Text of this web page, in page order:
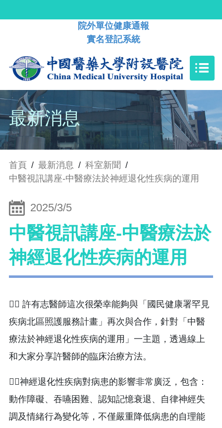
院外單位健康通報
實名登記系統
最新消息
首頁 / 最新消息 / 科室新聞 /
中醫視訊講座-中醫療法於神經退化性疾病的運用
2025/3/5
中醫視訊講座-中醫療法於
神經退化性疾病的運用
👨‍⚕️ 許有志醫師這次很榮幸能夠與「國民健康署罕見
疾病北區照護服務計畫」再次與合作，針對「中醫
療法於神經退化性疾病的運用」一主題，透過線上
和大家分享許醫師的臨床治療方法。
👨‍⚕️神經退化性疾病對病患的影響非常廣泛，包含：
動作障礙、吞嚥困難、認知記憶衰退、自律神經失
調及情緒行為變化等，不僅嚴重降低病患的自理能